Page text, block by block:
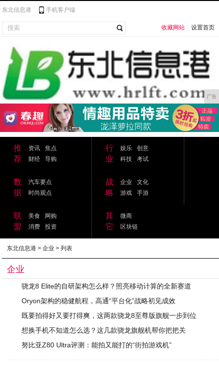
东北信息港 手机客户端
收藏网站 设置首页
广告
推
荐
资讯
焦点
财经
导购
行
业
娱乐
创意
科技
考试
数
据
汽车要点
时尚观点
战
略
企业
文化
游戏
手游
联
盟
美食
网购
消费
投资
其
它
微商
区块链
东北信息港 >企业 > 列表
企业
骁龙8 Elite的自研架构怎么样？照亮移动计算的全新赛道
Oryon架构的稳健航程，高通“平台化”战略初见成效
既要拍得好又要打得爽，这两款骁龙8至尊版旗舰一步到位
想换手机不知道怎么选？这几款骁龙旗舰机帮你把把关
努比亚Z80 Ultra评测：能拍又能打的“街拍游戏机”